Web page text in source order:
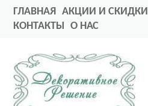
ГЛАВНАЯ АКЦИИ И СКИДКИ
КОНТАКТЫ О НАС